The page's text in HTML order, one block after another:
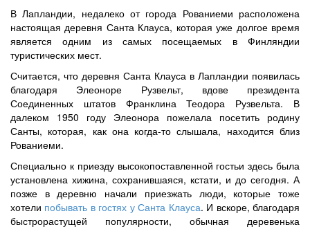
В Лапландии, недалеко от города Рованиеми расположена
настоящая деревня Санта Клауса, которая уже долгое время
является одним из самых посещаемых в Финляндии
туристических мест.
Считается, что деревня Санта Клауса в Лапландии появилась
благодаря Элеоноре Рузвельт, вдове президента
Соединенных штатов Франклина Теодора Рузвельта. В
далеком 1950 году Элеонора пожелала посетить родину
Санты, которая, как она когда-то слышала, находится близ
Рованиеми.
Специально к приезду высокопоставленной гостьи здесь была
установлена хижина, сохранившаяся, кстати, и до сегодня. А
позже в деревню начали приезжать люди, которые тоже
хотели побывать в гостях у Санта Клауса. И вскоре, благодаря
быстрорастущей популярности, обычная деревенька